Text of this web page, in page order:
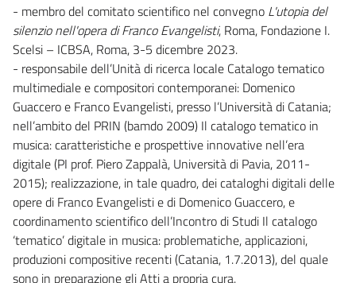
- membro del comitato scientifico nel convegno L'utopia del
silenzio nell'opera di Franco Evangelisti, Roma, Fondazione I.
Scelsi – ICBSA, Roma, 3-5 dicembre 2023.
- responsabile dell’Unità di ricerca locale Catalogo tematico
multimediale e compositori contemporanei: Domenico
Guaccero e Franco Evangelisti, presso l’Università di Catania;
nell’ambito del PRIN (bamdo 2009) Il catalogo tematico in
musica: caratteristiche e prospettive innovative nell’era
digitale (PI prof. Piero Zappalà, Università di Pavia, 2011-
2015); realizzazione, in tale quadro, dei cataloghi digitali delle
opere di Franco Evangelisti e di Domenico Guaccero, e
coordinamento scientifico dell’Incontro di Studi Il catalogo
‘tematico’ digitale in musica: problematiche, applicazioni,
produzioni compositive recenti (Catania, 1.7.2013), del quale
sono in preparazione gli Atti a propria cura.